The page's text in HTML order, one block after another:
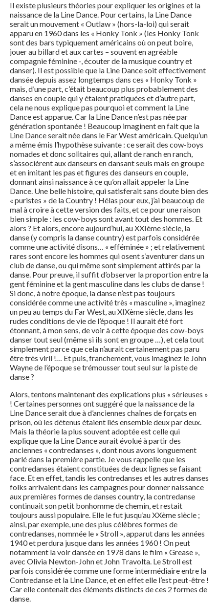
Il existe plusieurs théories pour expliquer les origines et la
naissance de la Line Dance. Pour certains, la Line Dance
serait un mouvement « Outlaw » (hors-la-loi) qui serait
apparu en 1960 dans les « Honky Tonk » (les Honky Tonk
sont des bars typiquement américains où on peut boire,
jouer au billard et aux cartes – souvent en agréable
compagnie féminine -, écouter de la musique country et
danser). Il est possible que la Line Dance soit effectivement
dansée depuis assez longtemps dans ces « Honky Tonk »
mais, d’une part, c’était beaucoup plus probablement des
danses en couple qui y étaient pratiquées et d’autre part,
cela ne nous explique pas pourquoi et comment la Line
Dance est apparue. Car la Line Dance n’est pas née par
génération spontanée ! Beaucoup imaginent en fait que la
Line Dance serait née dans le Far West américain. Quelqu’un
a même émis l’hypothèse suivante : ce serait des cow-boys
nomades et donc solitaires qui, allant de ranch en ranch,
s’associèrent aux danseurs en dansant seuls mais en groupe
et en imitant les pas et figures des danseurs en couple,
donnant ainsi naissance à ce qu’on allait appeler la Line
Dance. Une belle histoire, qui satisferait sans doute bien des
« puristes » de la Country ! Hélas pour eux, j’ai beaucoup de
mal à croire à cette version des faits, et ce pour une raison
bien simple : les cow-boys sont avant tout des hommes. Et
alors ? Et alors, encore aujourd’hui, au XXIème siècle, la
danse (y compris la danse country) est parfois considérée
comme une activité disons… « efféminée » ; et relativement
rares sont encore les hommes qui osent s’aventurer dans un
club de danse, ou qui même sont simplement attirés par la
danse. Pour preuve, il suffit d’observer la proportion entre la
gent féminine et la gent masculine dans les clubs de danse !
Si donc, à notre époque, la danse n’est pas toujours
considérée comme une activité très « masculine », imaginez
un peu au temps du Far West, au XIXème siècle, dans les
rudes conditions de vie de l’époque ! Il aurait été fort
étonnant, à mon sens, de voir à cette époque des cow-boys
danser tout seul (même si ils sont en groupe …), et cela tout
simplement parce que cela n’aurait certainement pas paru
être très viril !… Et puis, franchement, vous imaginez le John
Wayne de l’époque se trémousser tout seul sur la piste de
danse ?
Alors, tentons maintenant des explications plus « sérieuses »
! Certaines personnes ont suggéré que la naissance de la
Line Dance serait due à d’anciennes chaînes de forçats en
prison, où les détenus étaient liés ensemble deux par deux.
Mais la théorie la plus souvent adoptée est celle qui
explique que la Line Dance aurait évolué à partir des
anciennes « contredanses », dont nous avons longuement
parlé dans la première partie. Je vous rappelle que les
contredanses étaient constituées de deux lignes se faisant
face. Et en effet, tandis les contredanses et les autres danses
folks arrivaient dans les campagnes pour donner naissance
aux premières formes de danses country, la contredanse
continuait son petit bonhomme de chemin, et restait
toujours aussi populaire. Elle le fut jusqu’au XXème siècle ;
ainsi, par exemple, une des plus célèbres formes de
contredanses, nommée le « Stroll », apparut dans les années
1940 et perdura jusque dans les années 1960 ! On peut
notamment la voir dansée en 1978 dans le film « Grease »,
avec Olivia Newton-John et John Travolta. Le Stroll est
parfois considérée comme une forme intermédiaire entre la
Contredanse et la Line Dance, et en effet elle l’est peut-être !
Car elle contenait des éléments distincts de ces 2 formes de
danse.